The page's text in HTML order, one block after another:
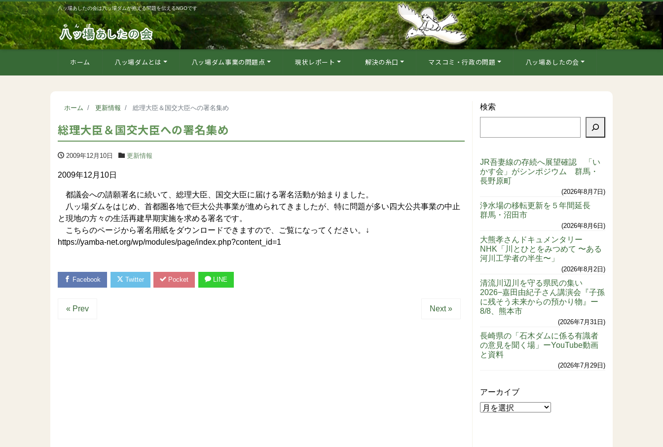
八ッ場あしたの会は八ッ場ダムが抱える問題を伝えるNGOです
ホーム 八ッ場ダムとは 八ッ場ダム事業の問題点 現状レポート 解決の糸口 マスコミ・行政の問題 八ッ場あしたの会
ホーム 更新情報 総理大臣＆国交大臣への署名集め
総理大臣＆国交大臣への署名集め
2009年12月10日 更新情報
2009年12月10日
都議会への請願署名に続いて、総理大臣、国交大臣に届ける署名活動が始まりました。
八ッ場ダムをはじめ、首都圏各地で巨大公共事業が進められてきましたが、特に問題が多い四大公共事業の中止
と現地の方々の生活再建早期実施を求める署名です。
こちらのページから署名用紙をダウンロードできますので、ご覧になってください。↓
https://yamba-net.org/wp/modules/page/index.php?content_id=1
Facebook Twitter Pocket LINE
« Prev Next »
検索
JR吾妻線の存続へ展望確認 「い
かす会」がシンポジウム 群馬・
長野原町
2026年8月7日
浄水場の移転更新を５年間延長
群馬・沼田市
2026年8月6日
大熊孝さんドキュメンタリー
NHK「川とひとをみつめて 〜ある
河川工学者の半生〜」
2026年8月2日
清流川辺川を守る県民の集い
2026−嘉田由紀子さん講演会『子孫
に残そう未来からの預かり物』ー
8/8、熊本市
2026年7月31日
長崎県の「石木ダムに係る有識者
の意見を聞く場」ーYouTube動画
と資料
2026年7月29日
アーカイブ